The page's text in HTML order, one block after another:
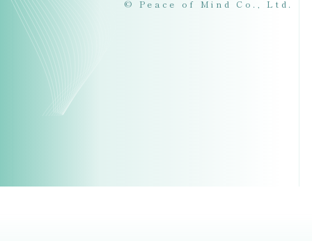
© Peace of Mind Co., Ltd.